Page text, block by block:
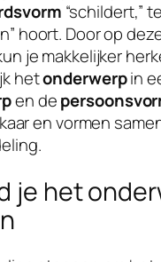
“schildert,”
hoort. Door op
je makkelijker
hetonderwerpin
en de
en vormen
je het